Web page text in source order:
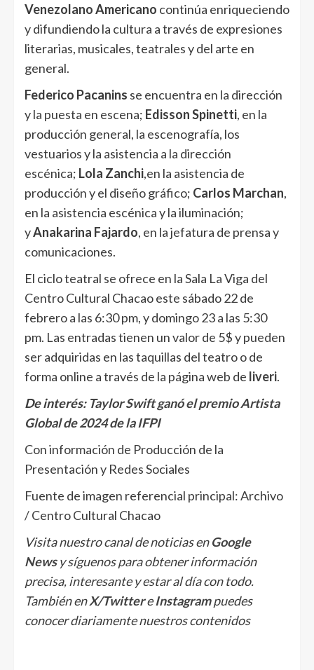
Venezolano Americano continúa enriqueciendo
y difundiendo la cultura a través de expresiones
literarias, musicales, teatrales y del arte en
general.
Federico Pacanins se encuentra en la dirección
y la puesta en escena; Edisson Spinetti, en la
producción general, la escenografía, los
vestuarios y la asistencia a la dirección
escénica; Lola Zanchi,en la asistencia de
producción y el diseño gráfico; Carlos Marchan,
en la asistencia escénica y la iluminación;
yAnakarina Fajardo, en la jefatura de prensa y
comunicaciones.
El ciclo teatral se ofrece en la Sala La Viga del
Centro Cultural Chacao este sábado 22 de
febrero a las 6:30 pm, y domingo 23 a las 5:30
pm. Las entradas tienen un valor de 5$ y pueden
ser adquiridas en las taquillas del teatro o de
forma online a través de la página web de liveri.
De interés: Taylor Swift ganó el premio Artista
Global de 2024 de la IFPI
Con información de Producción de la
Presentación y Redes Sociales
Fuente de imagen referencial principal: Archivo
/ Centro Cultural Chacao
Visita nuestro canal de noticias enGoogle
Newsy síguenos para obtener información
precisa, interesante y estar al día con todo.
También enX/TwittereInstagrampuedes
conocer diariamente nuestros contenidos